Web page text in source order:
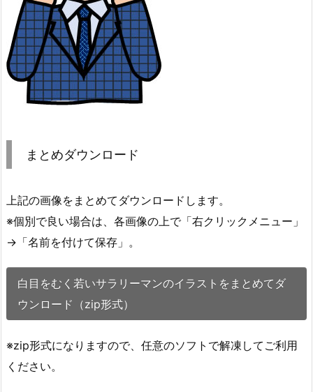
まとめダウンロード
上記の画像をまとめてダウンロードします。
※個別で良い場合は、各画像の上で「右クリックメニュー」
→「名前を付けて保存」。
白目をむく若いサラリーマンのイラストをまとめてダ
ウンロード（zip形式）
※zip形式になりますので、任意のソフトで解凍してご利用
ください。